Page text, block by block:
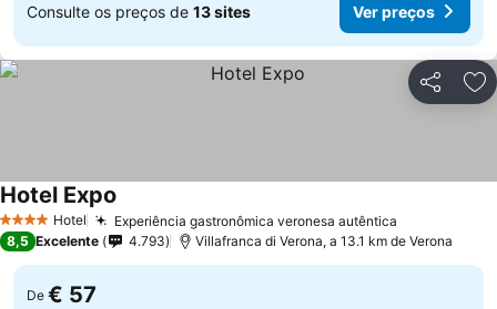
Consulte os preços de 13 sites Ver preços
Partilhar
4 EstrelasHotel Experiência gastronômica veronesa autêntica
Hotel Expo
8,5 Excelente 4.793 Villafranca di Verona, a 13.1 km de Verona
De € 57